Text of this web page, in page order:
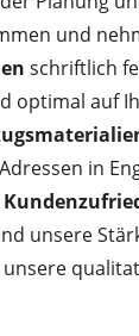
und
schriftlich
optimal auf
in
unsere